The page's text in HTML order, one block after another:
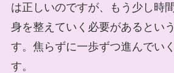
は正しいのですが、もう少し時
身を整えていく必要があるとい
す。焦らずに一歩ずつ進んでい
す。